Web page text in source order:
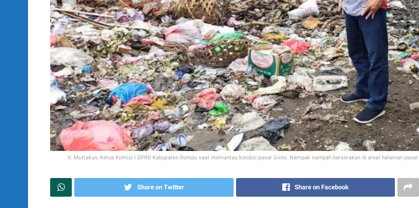
Ir. Muttakun, Ketua Komisi I DPRD Kabupaten Dompu saat memantau kondisi pasar Ginte. Nampak sampah berserakan di areal halaman pasar.
Share on Twitter Share on Facebook